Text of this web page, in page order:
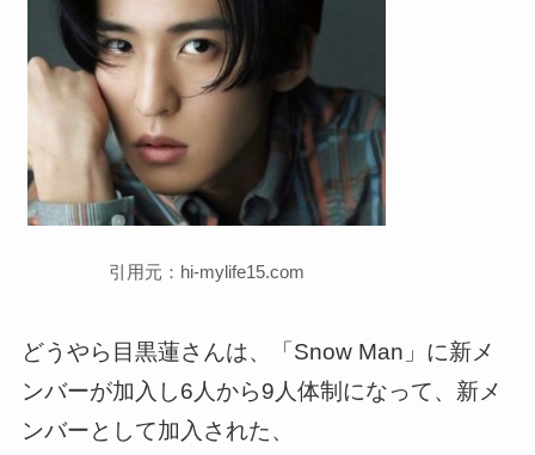
引用元：hi-mylife15.com
どうやら目黒蓮さんは、「Snow Man」に新メ
ンバーが加入し6人から9人体制になって、新メ
ンバーとして加入された、